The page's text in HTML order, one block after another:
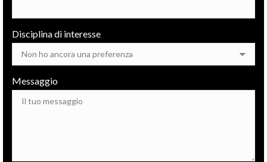
Disciplina di interesse
Messaggio